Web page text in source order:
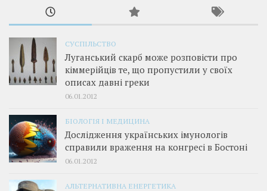
СУСПІЛЬСТВО
Луганський скарб може розповісти про
кіммерійців те, що пропустили у своїх
описах давні греки
06.01.2012
БІОЛОГІЯ І МЕДИЦИНА
Дослідження українських імунологів
справили враження на конгресі в Бостоні
06.01.2012
АЛЬТЕРНАТИВНА ЕНЕРГЕТИКА